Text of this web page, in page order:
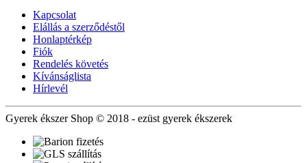
Kapcsolat
Elállás a szerződéstől
Honlaptérkép
Fiók
Rendelés követés
Kívánságlista
Hírlevél
Gyerek ékszer Shop © 2018 - ezüst gyerek ékszerek